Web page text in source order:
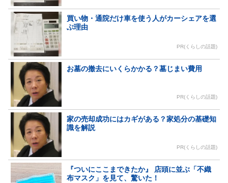
買い物・通院だけ車を使う人がカーシェアを選
ぶ理由
PR(くらしの話題)
お墓の撤去にいくらかかる？墓じまい費用
PR(くらしの話題)
家の売却成功にはカギがある？家処分の基礎知
識を解説
PR(くらしの話題)
『ついにここまできたか』 店頭に並ぶ「不織
布マスク」を見て、驚いた！